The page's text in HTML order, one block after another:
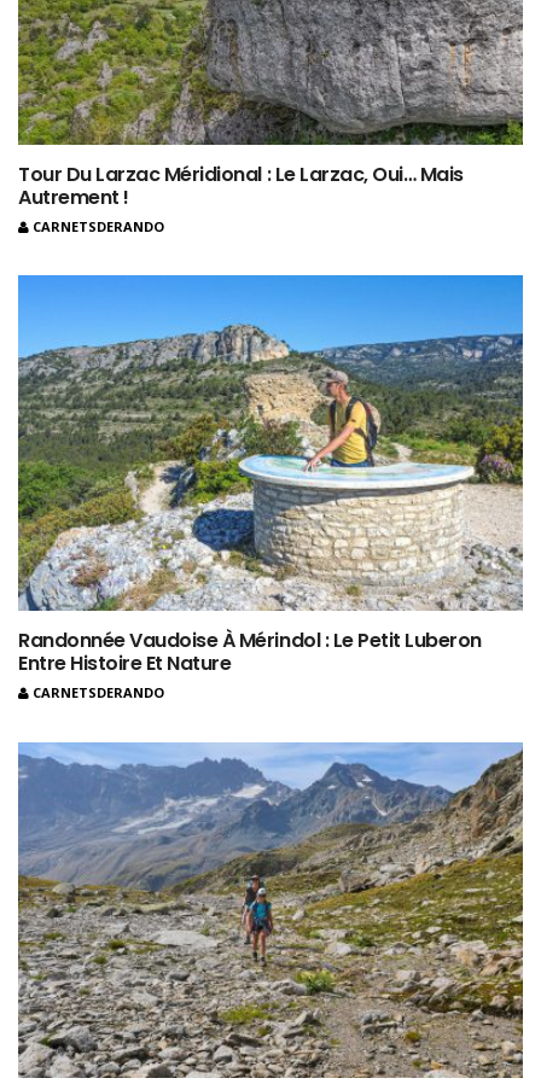
Tour Du Larzac Méridional : Le Larzac, Oui… Mais
Autrement !
CARNETSDERANDO
Randonnée Vaudoise À Mérindol : Le Petit Luberon
Entre Histoire Et Nature
CARNETSDERANDO